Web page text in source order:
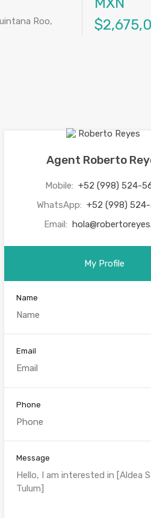
Roo,
Agent Roberto
Mobile: +52 (998) 524-
WhatsApp: +52 (998)
Email:
My Profile
Name
Email
Phone
Message